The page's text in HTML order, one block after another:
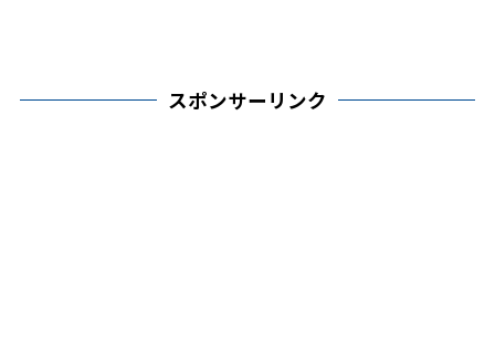
スポンサーリンク